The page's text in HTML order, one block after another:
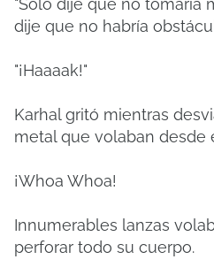
"Sólo dije que no tomaría
dije que no habría
"¡Haaaak!"
Karhal gritó mientras
metal que volaban desde
¡Whoa Whoa!
Innumerables lanzas
perforar todo su cuerpo.